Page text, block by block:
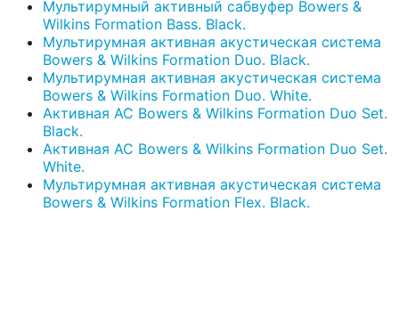
Мультирумный активный сабвуфер Bowers &
Wilkins Formation Bass. Black.
Мультирумная активная акустическая система
Bowers & Wilkins Formation Duo. Black.
Мультирумная активная акустическая система
Bowers & Wilkins Formation Duo. White.
Активная АС Bowers & Wilkins Formation Duo Set.
Black.
Активная АС Bowers & Wilkins Formation Duo Set.
White.
Мультирумная активная акустическая система
Bowers & Wilkins Formation Flex. Black.